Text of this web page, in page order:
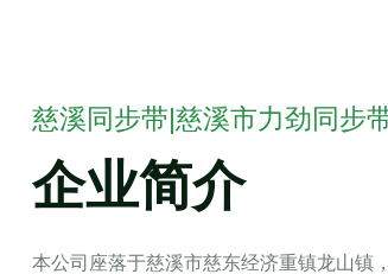
慈溪同步带|慈溪市力劲同步
企业简介
本公司座落于慈溪市慈东经济重镇龙山镇